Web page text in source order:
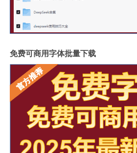
免费可商用字体批量下载